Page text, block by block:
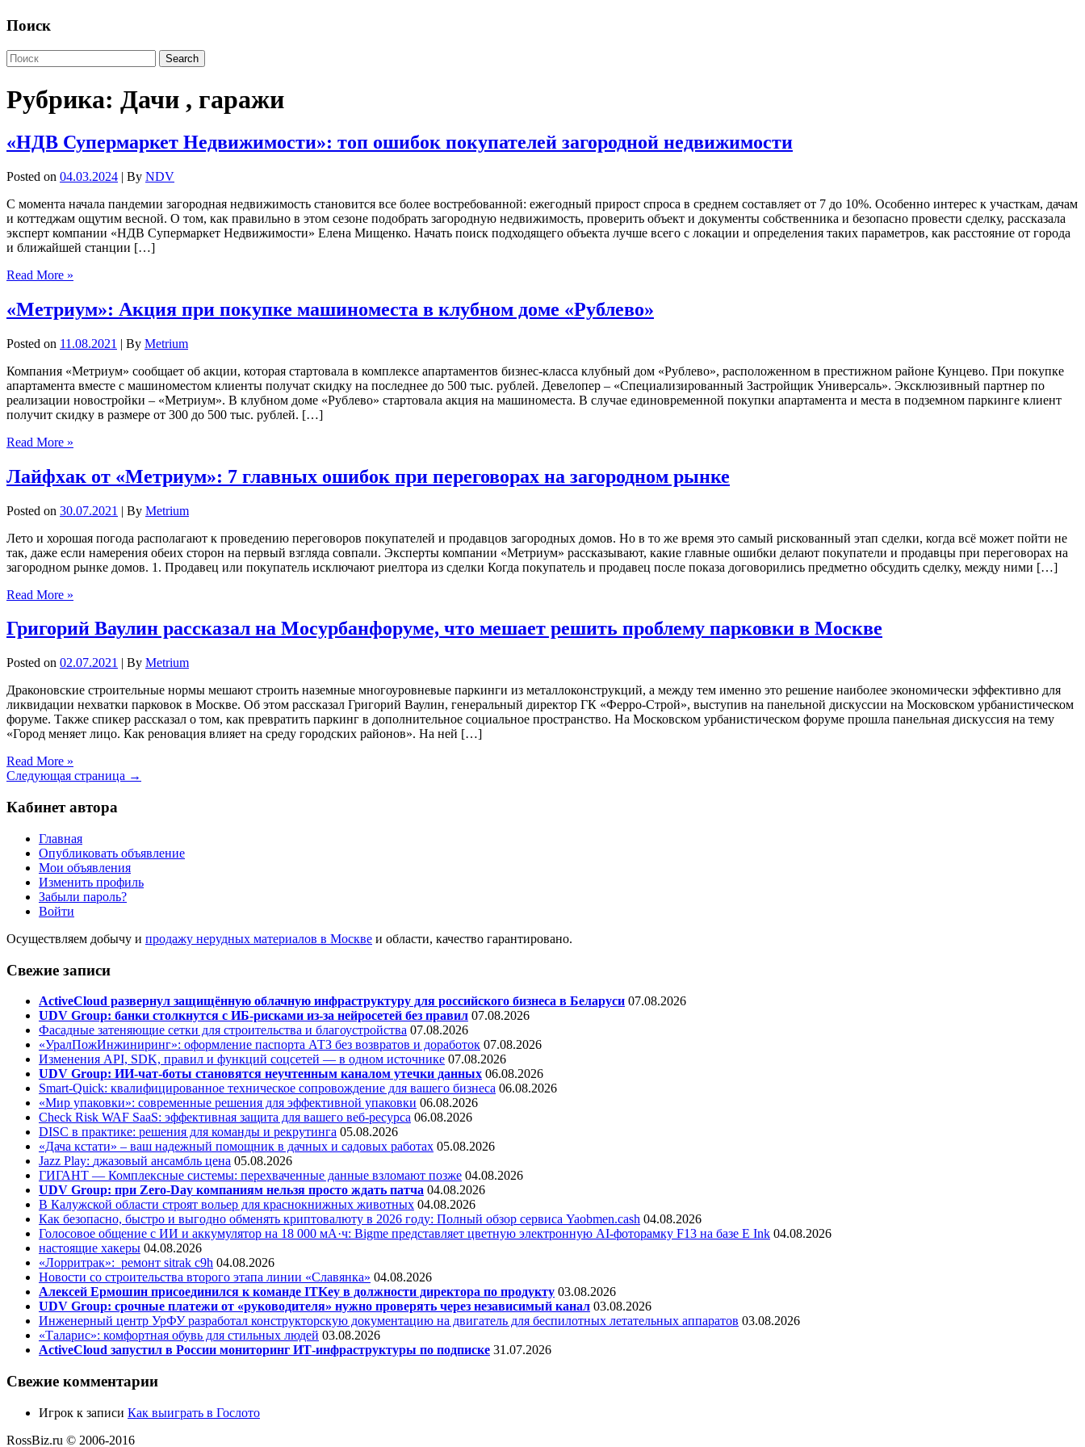
Поиск
Рубрика: Дачи , гаражи
«НДВ Супермаркет Недвижимости»: топ ошибок покупателей загородной недвижимости
Posted on 04.03.2024 | By NDV
С момента начала пандемии загородная недвижимость становится все более востребованной: ежегодный прирост спроса в среднем составляет от 7 до 10%. Особенно интерес к участкам, дачам
и коттеджам ощутим весной. О том, как правильно в этом сезоне подобрать загородную недвижимость, проверить объект и документы собственника и безопасно провести сделку, рассказала
эксперт компании «НДВ Супермаркет Недвижимости» Елена Мищенко. Начать поиск подходящего объекта лучше всего с локации и определения таких параметров, как расстояние от города
и ближайшей станции […]
Read More »
«Метриум»: Акция при покупке машиноместа в клубном доме «Рублево»
Posted on 11.08.2021 | By Metrium
Компания «Метриум» сообщает об акции, которая стартовала в комплексе апартаментов бизнес-класса клубный дом «Рублево», расположенном в престижном районе Кунцево. При покупке
апартамента вместе с машиноместом клиенты получат скидку на последнее до 500 тыс. рублей. Девелопер – «Специализированный Застройщик Универсаль». Эксклюзивный партнер по
реализации новостройки – «Метриум». В клубном доме «Рублево» стартовала акция на машиноместа. В случае единовременной покупки апартамента и места в подземном паркинге клиент
получит скидку в размере от 300 до 500 тыс. рублей. […]
Read More »
Лайфхак от «Метриум»: 7 главных ошибок при переговорах на загородном рынке
Posted on 30.07.2021 | By Metrium
Лето и хорошая погода располагают к проведению переговоров покупателей и продавцов загородных домов. Но в то же время это самый рискованный этап сделки, когда всё может пойти не
так, даже если намерения обеих сторон на первый взгляда совпали. Эксперты компании «Метриум» рассказывают, какие главные ошибки делают покупатели и продавцы при переговорах на
загородном рынке домов. 1. Продавец или покупатель исключают риелтора из сделки Когда покупатель и продавец после показа договорились предметно обсудить сделку, между ними […]
Read More »
Григорий Ваулин рассказал на Мосурбанфоруме, что мешает решить проблему парковки в Москве
Posted on 02.07.2021 | By Metrium
Драконовские строительные нормы мешают строить наземные многоуровневые паркинги из металлоконструкций, а между тем именно это решение наиболее экономически эффективно для
ликвидации нехватки парковок в Москве. Об этом рассказал Григорий Ваулин, генеральный директор ГК «Ферро-Строй», выступив на панельной дискуссии на Московском урбанистическом
форуме. Также спикер рассказал о том, как превратить паркинг в дополнительное социальное пространство. На Московском урбанистическом форуме прошла панельная дискуссия на тему
«Город меняет лицо. Как реновация влияет на среду городских районов». На ней […]
Read More »
Следующая страница →
Кабинет автора
Главная
Опубликовать объявление
Мои объявления
Изменить профиль
Забыли пароль?
Войти
Осуществляем добычу и продажу нерудных материалов в Москве и области, качество гарантировано.
Свежие записи
ActiveCloud развернул защищённую облачную инфраструктуру для российского бизнеса в Беларуси 07.08.2026
UDV Group: банки столкнутся с ИБ-рисками из-за нейросетей без правил 07.08.2026
Фасадные затеняющие сетки для строительства и благоустройства 07.08.2026
«УралПожИнжиниринг»: оформление паспорта АТЗ без возвратов и доработок 07.08.2026
Изменения API, SDK, правил и функций соцсетей — в одном источнике 07.08.2026
UDV Group: ИИ-чат-боты становятся неучтенным каналом утечки данных 06.08.2026
Smart-Quick: квалифицированное техническое сопровождение для вашего бизнеса 06.08.2026
«Мир упаковки»: современные решения для эффективной упаковки 06.08.2026
Check Risk WAF SaaS: эффективная защита для вашего веб-ресурса 06.08.2026
DISC в практике: решения для команды и рекрутинга 05.08.2026
«Дача кстати» – ваш надежный помощник в дачных и садовых работах 05.08.2026
Jazz Play: джазовый ансамбль цена 05.08.2026
ГИГАНТ — Комплексные системы: перехваченные данные взломают позже 04.08.2026
UDV Group: при Zero-Day компаниям нельзя просто ждать патча 04.08.2026
В Калужской области строят вольер для краснокнижных животных 04.08.2026
Как безопасно, быстро и выгодно обменять криптовалюту в 2026 году: Полный обзор сервиса Yaobmen.cash 04.08.2026
Голосовое общение с ИИ и аккумулятор на 18 000 мА·ч: Bigme представляет цветную электронную AI-фоторамку F13 на базе E Ink 04.08.2026
настоящие хакеры 04.08.2026
«Лорритрак»: ремонт sitrak c9h 04.08.2026
Новости со строительства второго этапа линии «Славянка» 04.08.2026
Алексей Ермошин присоединился к команде ITKey в должности директора по продукту 03.08.2026
UDV Group: срочные платежи от «руководителя» нужно проверять через независимый канал 03.08.2026
Инженерный центр УрФУ разработал конструкторскую документацию на двигатель для беспилотных летательных аппаратов 03.08.2026
«Таларис»: комфортная обувь для стильных людей 03.08.2026
ActiveCloud запустил в России мониторинг ИТ-инфраструктуры по подписке 31.07.2026
Свежие комментарии
Игрок к записи Как выиграть в Гослото
RossBiz.ru © 2006-2016